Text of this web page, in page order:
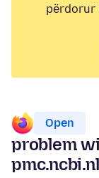
përdorur
Open
problem